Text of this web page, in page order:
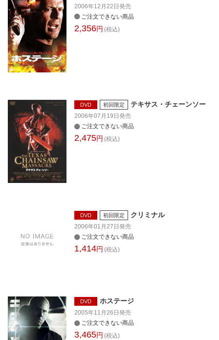
2006年12月22日発売
ご注文できない商品
2,356円 (税込)
DVD 初回限定 テキサス・チェーンソー
2006年07月19日 発売
ご注文できない商品
2,475円 (税込)
DVD 初回限定 クリミナル
2006年01月27日 発売
ご注文できない商品
1,414円 (税込)
DVD ホステージ
2005年11月26日 発売
ご注文できない商品
3,465円 (税込)